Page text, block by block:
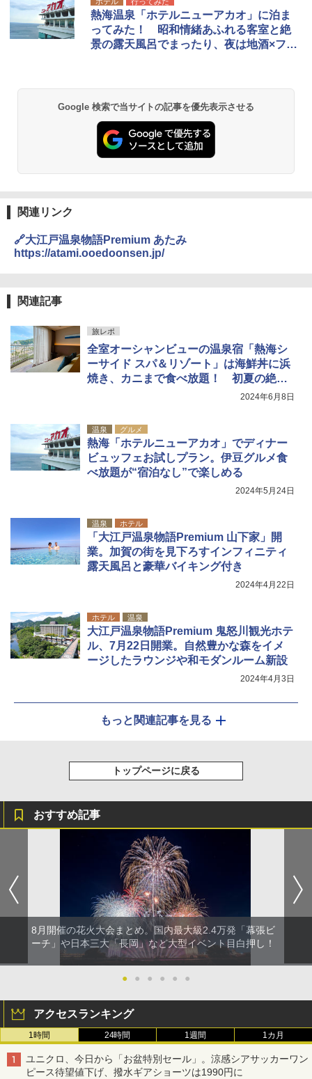
熱海温泉「ホテルニューアカオ」に泊ま
ってみた！ 昭和情緒あふれる客室と絶
景の露天風呂でまったり、夜は地酒×フレ
Google 検索で当サイトの記事を優先表示させる
関連リンク
🔗大江戸温泉物語Premium あたみ
https://atami.ooedoonsen.jp/
関連記事
旅レポ
全室オーシャンビューの温泉宿「熱海シ
ーサイド スパ＆リゾート」は海鮮丼に浜
焼き、カニまで食べ放題！ 初夏の絶景
2024年6月8日
温泉 グルメ
熱海「ホテルニューアカオ」でディナー
ビュッフェお試しプラン。伊豆グルメ食
べ放題が“宿泊なし”で楽しめる
2024年5月24日
温泉 ホテル
「大江戸温泉物語Premium 山下家」開
業。加賀の街を見下ろすインフィニティ
露天風呂と豪華バイキング付き
2024年4月22日
ホテル 温泉
大江戸温泉物語Premium 鬼怒川観光ホテ
ル、7月22日開業。自然豊かな森をイメ
ージしたラウンジや和モダンルーム新設
2024年4月3日
もっと関連記事を見る
トップページに戻る
おすすめ記事
8月開催の花火大会まとめ。国内最大級2.4万発「幕張ビ
ーチ」や日本三大「長岡」など大型イベント目白押し！
● ● ● ● ● ●
アクセスランキング
1時間 24時間 1週間 1カ月
ユニクロ、今日から「お盆特別セール」。涼感シアサッカーワン
ピース待望値下げ、撥水ギアショーツは1990円に